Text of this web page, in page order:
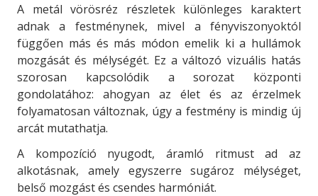
A metál vörösréz részletek különleges karaktert
adnak a festménynek, mivel a fényviszonyoktól
függően más és más módon emelik ki a hullámok
mozgását és mélységét. Ez a változó vizuális hatás
szorosan kapcsolódik a sorozat központi
gondolatához: ahogyan az élet és az érzelmek
folyamatosan változnak, úgy a festmény is mindig új
arcát mutathatja.
A kompozíció nyugodt, áramló ritmust ad az
alkotásnak, amely egyszerre sugároz mélységet,
belső mozgást és csendes harmóniát.